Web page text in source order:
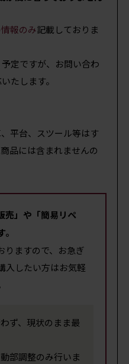
報のみ記載しておりま
定ですが、お問い合わ
たします。
平台、スツール等はす
品には含まれませんの
売」や「簡易リペ
りますので、お急ぎ
入したい方はお気軽
ず、現状のまま最
部調整のみ行いま